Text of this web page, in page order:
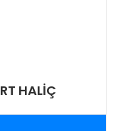
HALİÇ